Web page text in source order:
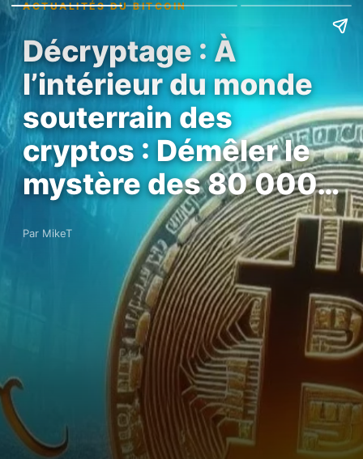
ACTUALITÉS DU BITCOIN
Décryptage : À
l’intérieur du monde
souterrain des
cryptos : Démêler le
mystère des 80 000…
Par MikeT